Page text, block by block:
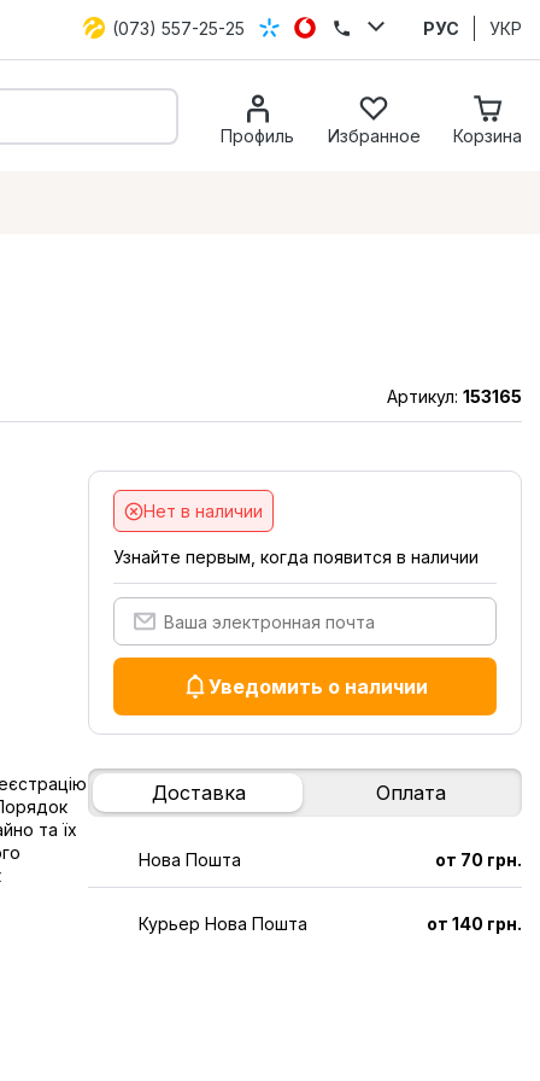
(073) 557-25-25 РУС УКР
Профиль Избранное Корзина
Артикул: 153165
та їх
Нет в наличии
Узнайте первым, когда появится в наличии
Уведомить о наличии
Доставка Оплата
Нова Пошта от 70 грн.
Курьер Нова Пошта от 140 грн.